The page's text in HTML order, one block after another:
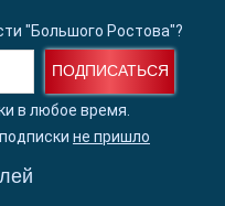
"Большого Ростова"?
ПОДПИСАТЬСЯ
в любое время.
не пришло